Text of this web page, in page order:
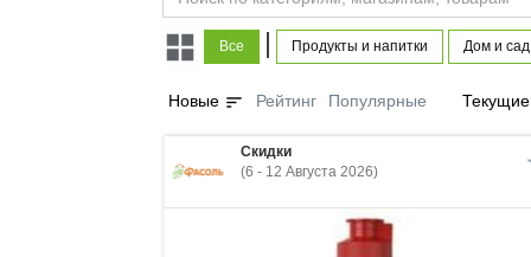
Все | Продукты и напитки Дом и сад
Новые sort Рейтинг Популярные Текущие
Скидки
(6 - 12 Августа 2026)